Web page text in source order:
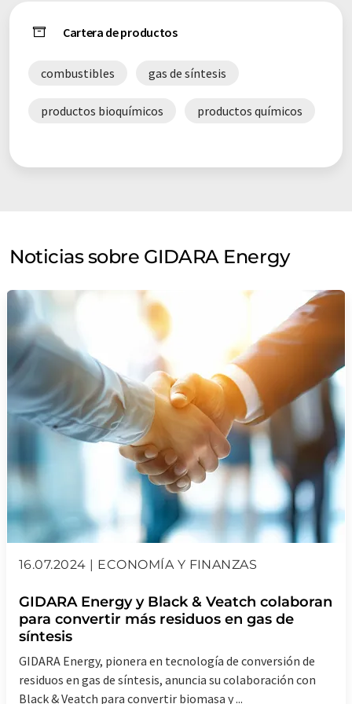
Cartera de productos
combustibles gas de síntesis
productos bioquímicos productos químicos
Noticias sobre GIDARA Energy
16.07.2024 | ECONOMÍA Y FINANZAS
GIDARA Energy y Black & Veatch colaboran
para convertir más residuos en gas de
síntesis
GIDARA Energy, pionera en tecnología de conversión de
residuos en gas de síntesis, anuncia su colaboración con
Black & Veatch para convertir biomasa y ...